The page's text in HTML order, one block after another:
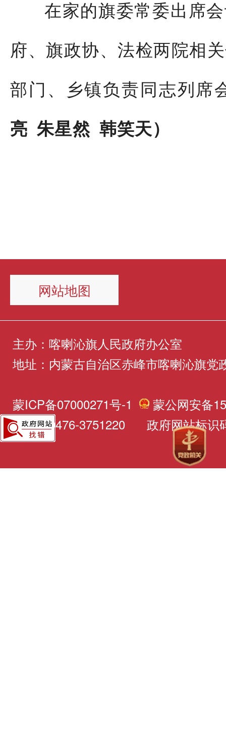
在家的旗委常委出席
府、旗政协、法检两院相
部门、乡镇负责同志列席
亮 朱星然 韩笑天）
网站地图
主办：喀喇沁旗人民政府办公室
地址：内蒙古自治区赤峰市喀喇沁旗
蒙ICP备07000271号-1
蒙公网安备
电话：0476-3751220 政府网站标识